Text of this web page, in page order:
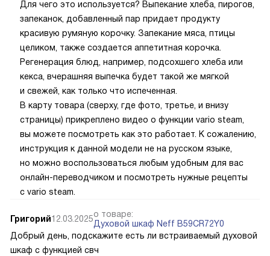
Для чего это используется? Выпекание хлеба, пирогов,
запеканок, добавленный пар придает продукту
красивую румяную корочку. Запекание мяса, птицы
целиком, также создается аппетитная корочка.
Регенерация блюд, например, подсохшего хлеба или
кекса, вчерашняя выпечка будет такой же мягкой
и свежей, как только что испеченная.
В карту товара (сверху, где фото, третье, и внизу
страницы) прикреплено видео о функции vario steam,
вы можете посмотреть как это работает. К сожалению,
инструкция к данной модели не на русском языке,
но можно воспользоваться любым удобным для вас
онлайн-переводчиком и посмотреть нужные рецепты
с vario steam.
Григорий12.03.2025о товаре:
Духовой шкаф Neff B59CR72Y0
Добрый день, подскажите есть ли встраиваемый духовой
шкаф с функцией свч